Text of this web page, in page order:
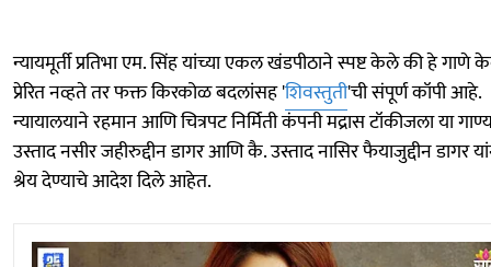
न्यायमूर्ती प्रतिभा एम. सिंह यांच्या एकल खंडपीठाने स्पष्ट केले की हे गाणे
प्रेरित नव्हते तर फक्त किरकोळ बदलांसह 'शिवस्तुती'ची संपूर्ण कॉपी आहे.
न्यायालयाने रहमान आणि चित्रपट निर्मिती कंपनी मद्रास टॉकीजला या
उस्ताद नसीर जहीरुद्दीन डागर आणि कै. उस्ताद नासिर फैयाजुद्दीन डागर
श्रेय देण्याचे आदेश दिले आहेत.